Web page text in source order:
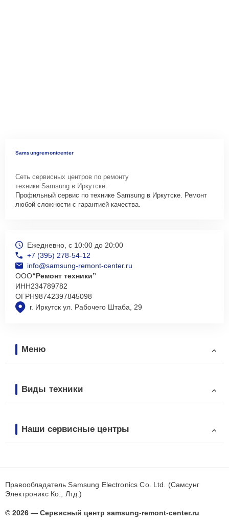
Samsungremontcenter
Сеть сервисных центров по ремонту
техники Samsung в Иркутске.
Профильный сервис по технике Samsung в Иркутске. Ремонт
любой сложности с гарантией качества.
г. Иркутск ул. Рабочего Штаба, 29
Ежедневно, с 10:00 до 20:00
+7 (395) 278-54-12
info@samsung-remont-center.ru
ООО“Ремонт техники”
ИНН234789782
ОГРН98742397845098
Меню
Виды техники
Наши сервисные центры
Правообладатель Samsung Electronics Co. Ltd. (Самсунг
Электроникс Ко., Лтд.)
© 2026 — Сервисный центр samsung-remont-center.ru